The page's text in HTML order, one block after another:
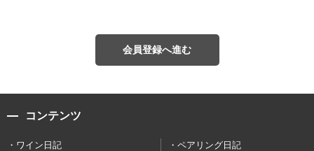
会員登録へ進む
コンテンツ
ワイン日記
ペアリング日記